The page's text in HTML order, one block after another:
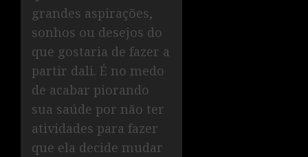
grandes aspirações,
sonhos ou desejos do
que gostaria de fazer a
partir dali. É no medo
de acabar piorando
sua saúde por não ter
atividades para fazer
que ela decide mudar